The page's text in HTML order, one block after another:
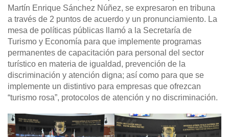
Martín Enrique Sánchez Núñez, se expresaron en tribuna
a través de 2 puntos de acuerdo y un pronunciamiento. La
mesa de políticas públicas llamó a la Secretaría de
Turismo y Economía para que implemente programas
permanentes de capacitación para personal del sector
turístico en materia de igualdad, prevención de la
discriminación y atención digna; así como para que se
implemente un distintivo para empresas que ofrezcan
“turismo rosa”, protocolos de atención y no discriminación.